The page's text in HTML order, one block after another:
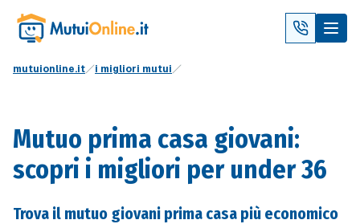
mutuionline.it i migliori mutui
Mutuo prima casa giovani:
scopri i migliori per under 36
Trova il mutuo giovani prima casa più economico